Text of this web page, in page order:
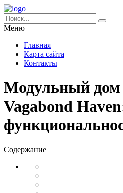
Меню
Главная
Карта сайта
Контакты
Модульный дом
Vagabond
Содержание